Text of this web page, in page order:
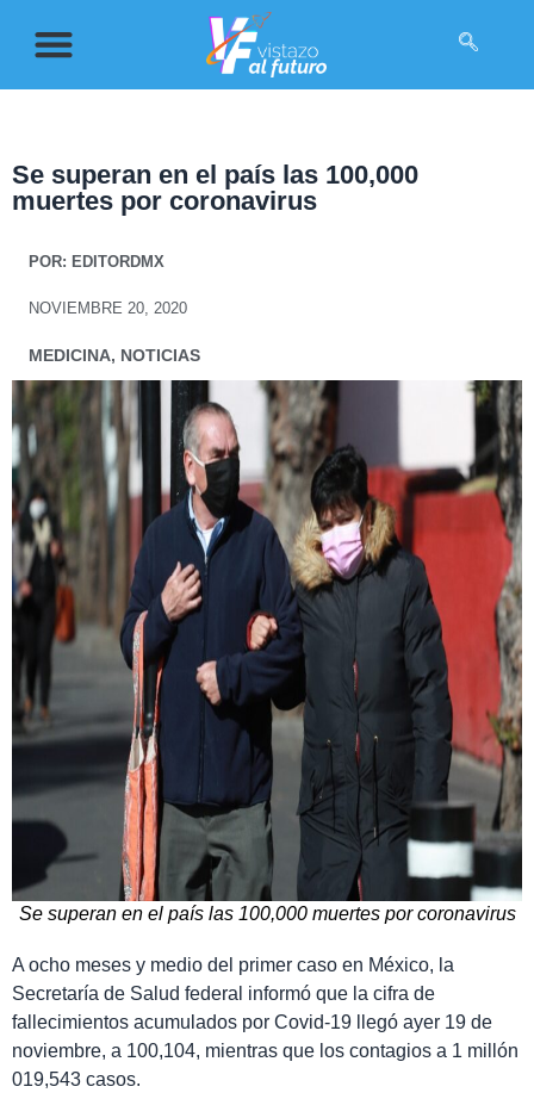
Se superan en el país las 100,000
muertes por coronavirus
POR: EDITORDMX
NOVIEMBRE 20, 2020
MEDICINA, NOTICIAS
Se superan en el país las 100,000 muertes por coronavirus
A ocho meses y medio del primer caso en México, la
Secretaría de Salud federal informó que la cifra de
fallecimientos acumulados por Covid-19 llegó ayer 19 de
noviembre, a 100,104, mientras que los contagios a 1 millón
019,543 casos.